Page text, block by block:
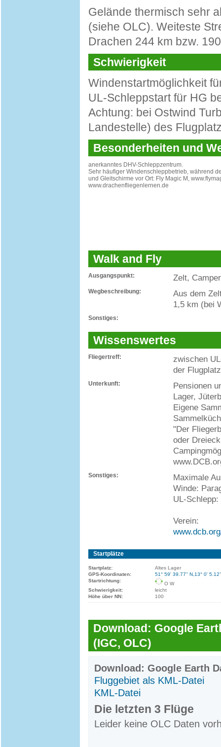
Gelände thermisch sehr
(siehe OLC). Weiteste
Drachen 244 km bzw.
Schwierigkeit
Windenstartmöglichkeit
UL-Schleppstart für HG
Achtung: bei Ostwind
Landestelle) des
Besonderheiten und
anerkanntes DHV-Schleppzentrum.
Sehr häufiger Windenschleppbetrieb, während
und Gleitschirme vor Ort: Fly Magic M,
www.drachenfliegenlernen.de
Walk and Fly
Ausgangspunkt: Zelt,
Wegbeschreibung:
Aus dem
1,5 km (bei
Sonstiges:
Wissenswertes
Fliegertreff:
zwischen
der
Unterkunft:
Pensionen
Lager,
Eigene
"Der
oder
Sonstiges:
Maximale
Winde:
UL-
Verein:
Startplätze
Startplatz:
Altes Lager
GPS-Koordinaten:
51° 59' 39.77'' N,13° 0'
Startrichtung:
O W
Schwierigkeit:
leicht
Höhe über NN:
100
Download: Google
(IGC, OLC)
Download: Google Earth
Fluggebiet als KML-Datei
KML-Datei
Die letzten 3 Flüge
Leider keine OLC Daten